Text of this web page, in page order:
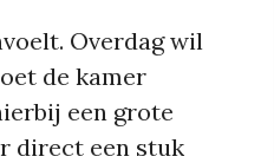
Overdag wil
de kamer
een grote
direct een stuk